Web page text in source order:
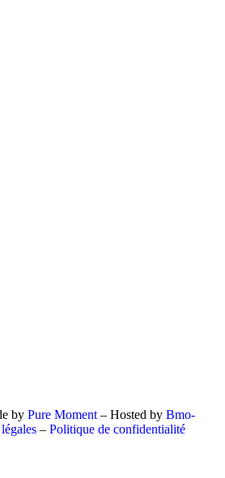
by Pure Moment– Hosted by Bmo-
– Politique de confidentialité